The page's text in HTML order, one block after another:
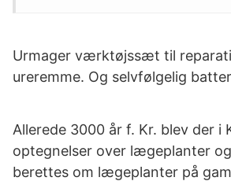
Urmager værktøjssæt til
ureremme. Og selvfølgelig
Allerede 3000 år f. Kr. blev der i
optegnelser over lægeplanter
berettes om lægeplanter på